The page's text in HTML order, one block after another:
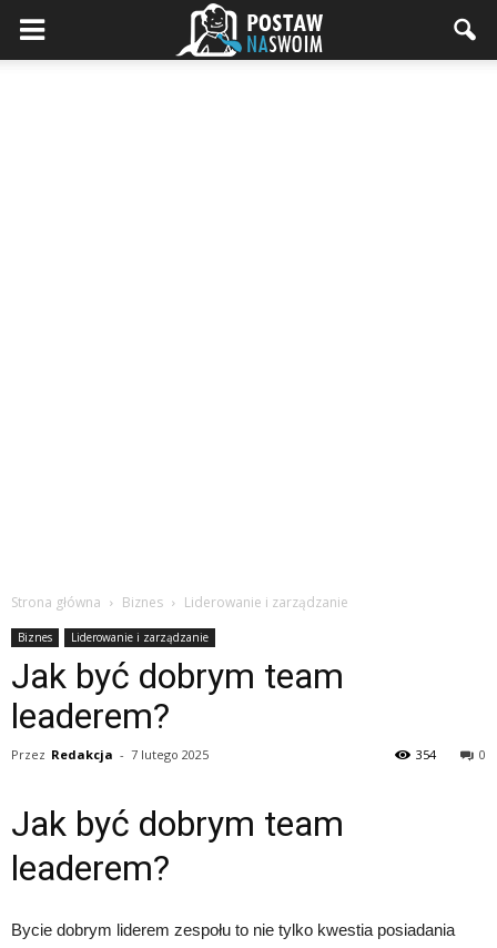
Strona główna Biznes Liderowanie i zarządzanie
Biznes Liderowanie i zarządzanie
Jak być dobrym team
leaderem?
Przez Redakcja - 7 lutego 2025 0
354
Jak być dobrym team
leaderem?
Bycie dobrym liderem zespołu to nie tylko kwestia posiadania